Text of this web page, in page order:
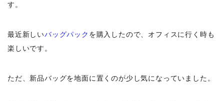
す。
最近新しいバッグパック を購入したので、オフィスに行く時も
楽しいです。
ただ、新品バッグを地面に置くのが少し気になっていました。